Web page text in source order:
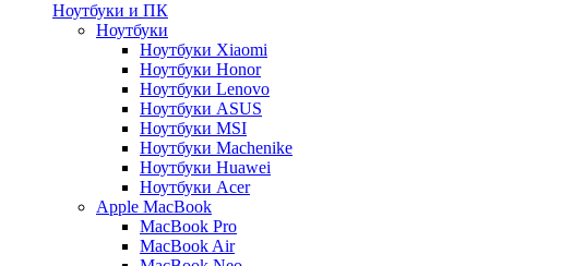
Ноутбуки и ПК
Ноутбуки
Ноутбуки Xiaomi
Ноутбуки Honor
Ноутбуки Lenovo
Ноутбуки ASUS
Ноутбуки MSI
Ноутбуки Machenike
Ноутбуки Huawei
Ноутбуки Acer
Apple MacBook
MacBook Pro
MacBook Air